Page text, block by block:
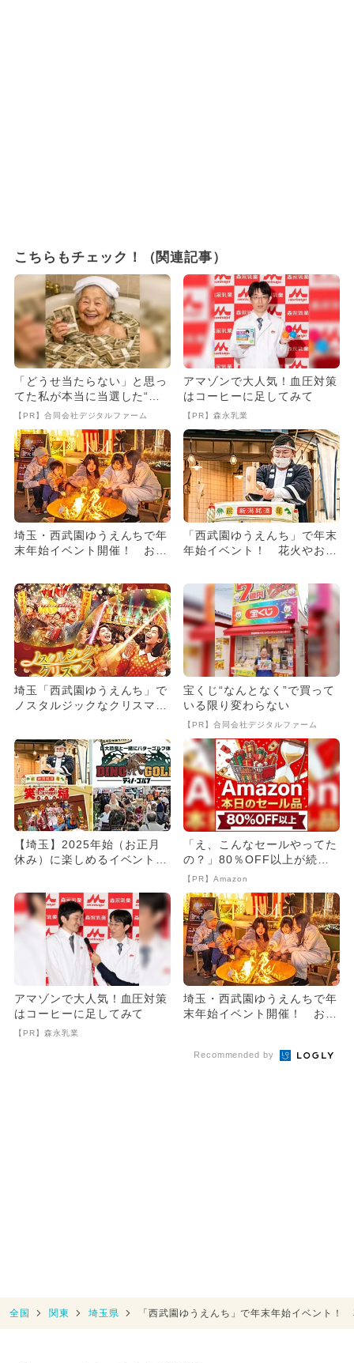
こちらもチェック！（関連記事）
「どうせ当たらない」と思っ
てた私が本当に当選した“買
い方”がこれ
【PR】合同会社デジタルファーム
アマゾンで大人気！血圧対策
はコーヒーに足してみて
【PR】森永乳業
埼玉・西武園ゆうえんちで年
末年始イベント開催！ お餅
「西武園ゆうえんち」で年末
年始イベント！ 花火やお正
も
埼玉「西武園ゆうえんち」で
ノスタルジックなクリスマス
宝くじ“なんとなく”で買って
いる限り変わらない
【PR】合同会社デジタルファーム
【埼玉】2025年始（お正月
休み）に楽しめるイベント8
「え、こんなセールやってた
の？」80％OFF以上が続々
登場！Amazonの本気が...
【PR】Amazon
アマゾンで大人気！血圧対策
はコーヒーに足してみて
【PR】森永乳業
埼玉・西武園ゆうえんちで年
末年始イベント開催！ お餅
Recommended by
全国 関東 埼玉県 「西武園ゆうえんち」で年末年始イベント